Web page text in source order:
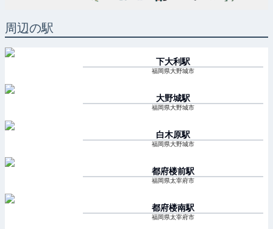
周辺の駅
下大利駅
福岡県大野城市
大野城駅
福岡県大野城市
白木原駅
福岡県大野城市
都府楼前駅
福岡県太宰府市
都府楼南駅
福岡県太宰府市